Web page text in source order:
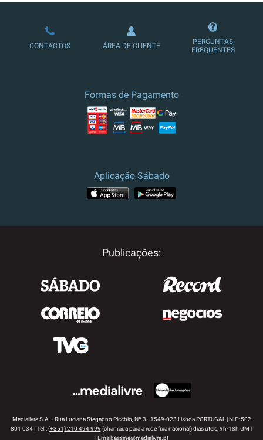
LOJA DE ASSINATURAS
CONTACTOS ÁREA DE CLIENTE
PERGUNTAS
FREQUENTES
Formas de Pagamento
Aplicação Sábado
Publicações:
Medialivre S.A. - Rua Luciana Stegagno Picchio, Nº 3 . 1549-023 Lisboa PORTUGAL | NIF: 502
801 034 | Tel.:(+351) 210 494 999 (chamada para a rede fixa nacional) dias úteis, 9h-18h GMT
| Email:assine@medialivre.pt